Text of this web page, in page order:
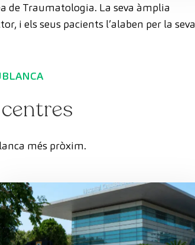
de Traumatologia. La seva àmplia
i els seus pacients l’alaben per la seva
més pròxim.